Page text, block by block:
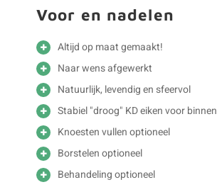
Voor en nadelen
Altijd op maat gemaakt!
Naar wens afgewerkt
Natuurlijk, levendig en sfeervol
Stabiel "droog" KD eiken voor binnen
Knoesten vullen optioneel
Borstelen optioneel
Behandeling optioneel